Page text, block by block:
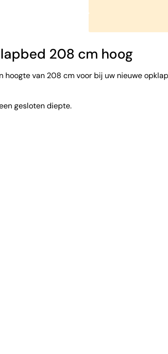
208 cm hoog
van 208 cm voor bij uw nieuwe
gesloten diepte.